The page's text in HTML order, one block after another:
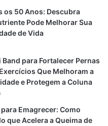
os 50 Anos: Descubra
Pode Melhorar Sua
de Vida
para Fortalecer Pernas
Que Melhoram a
e Protegem a Coluna
Emagrecer: Como
que Acelera a Queima de